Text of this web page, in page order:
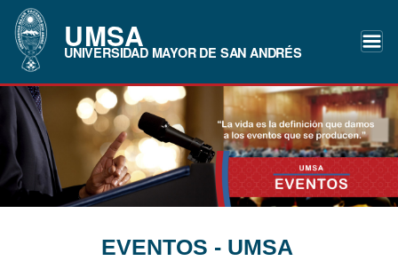
UMSA
UNIVERSIDAD MAYOR DE SAN ANDRÉS
EVENTOS - UMSA